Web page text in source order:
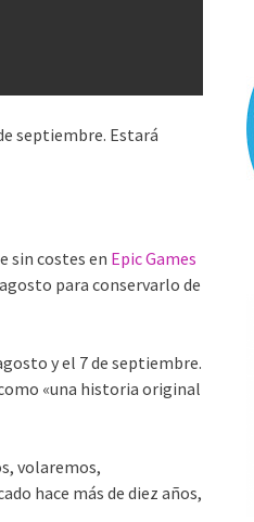
septiembre. Estará
sin costes en Epic Games
para conservarlo de
y el 7 de septiembre.
«una historia original
volaremos,
hace más de diez años,